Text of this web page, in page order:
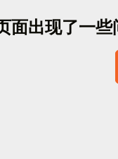
面出现了一些